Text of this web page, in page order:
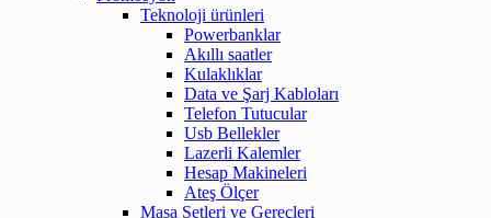
Teknoloji ürünleri
Powerbanklar
Akıllı saatler
Kulaklıklar
Data ve Şarj Kabloları
Telefon Tutucular
Usb Bellekler
Lazerli Kalemler
Hesap Makineleri
Ateş Ölçer
Masa Setleri ve Gereçleri